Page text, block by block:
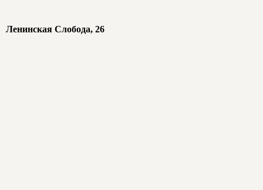
Ленинская Слобода, 26